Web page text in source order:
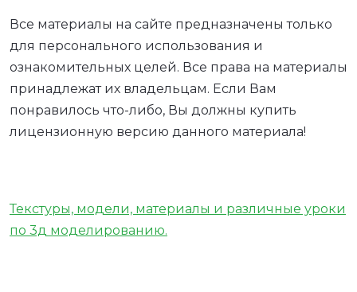
Все материалы на сайте предназначены только
для персонального использования и
ознакомительных целей. Все права на материалы
принадлежат их владельцам. Если Вам
понравилось что-либо, Вы должны купить
лицензионную версию данного материала!
Текстуры, модели, материалы и различные уроки
по 3д моделированию.